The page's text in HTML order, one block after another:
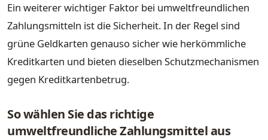
Ein weiterer wichtiger Faktor bei umweltfreundlichen
Zahlungsmitteln ist die Sicherheit. In der Regel sind
grüne Geldkarten genauso sicher wie herkömmliche
Kreditkarten und bieten dieselben Schutzmechanismen
gegen Kreditkartenbetrug.
So wählen Sie das richtige
umweltfreundliche Zahlungsmittel aus